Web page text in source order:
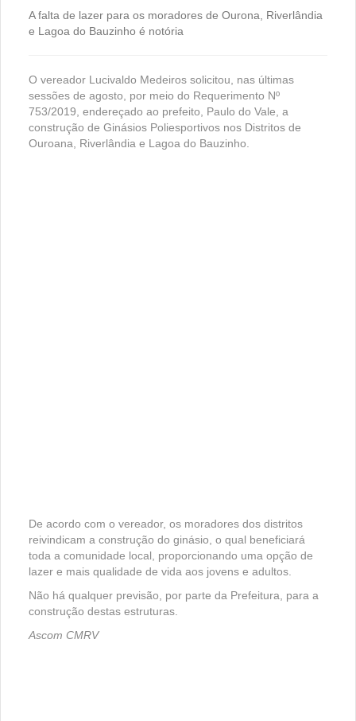
A falta de lazer para os moradores de Ourona, Riverlândia
e Lagoa do Bauzinho é notória
O vereador Lucivaldo Medeiros solicitou, nas últimas
sessões de agosto, por meio do Requerimento Nº
753/2019, endereçado ao prefeito, Paulo do Vale, a
construção de Ginásios Poliesportivos nos Distritos de
Ouroana, Riverlândia e Lagoa do Bauzinho.
De acordo com o vereador, os moradores dos distritos
reivindicam a construção do ginásio, o qual beneficiará
toda a comunidade local, proporcionando uma opção de
lazer e mais qualidade de vida aos jovens e adultos.
Não há qualquer previsão, por parte da Prefeitura, para a
construção destas estruturas.
Ascom CMRV